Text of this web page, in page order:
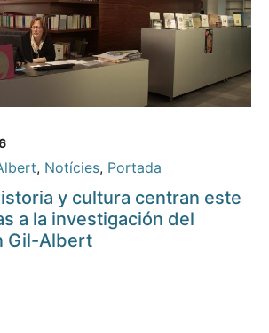
, Notícies, Portada
y cultura centran este
a la investigación del
Gil-Albert